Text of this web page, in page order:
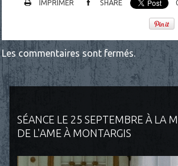
SÉANCE LE 25 SEPTEMBRE À LA
DE L'AME À MONTARGIS
IMPRIMER SHARE
Les commentaires sont fermés.